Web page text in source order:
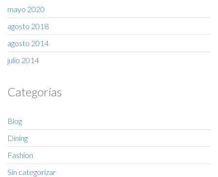
mayo 2020
agosto 2018
agosto 2014
julio 2014
Categorías
Blog
Dining
Fashion
Sin categorizar